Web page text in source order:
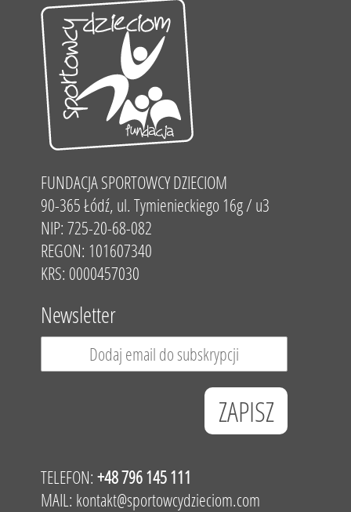
FUNDACJA SPORTOWCY DZIECIOM
90-365 Łódź, ul. Tymienieckiego 16g / u3
NIP: 725-20-68-082
REGON: 101607340
KRS: 0000457030
Newsletter
TELEFON: +48 796 145 111
MAIL: kontakt@sportowcydzieciom.com